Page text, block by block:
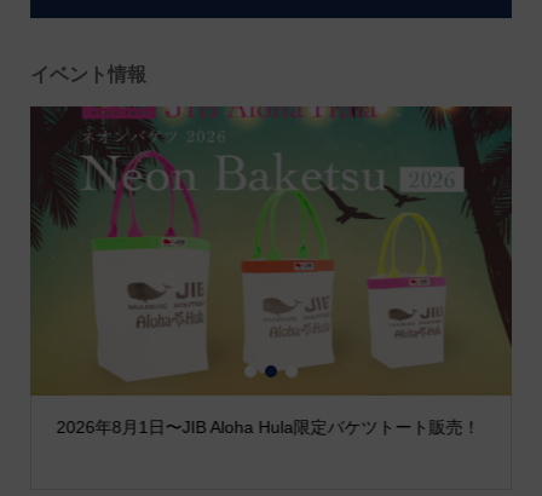
イベント情報
2026年8月1日〜JIB Aloha Hula限定バケツトート販売！
1 2 3